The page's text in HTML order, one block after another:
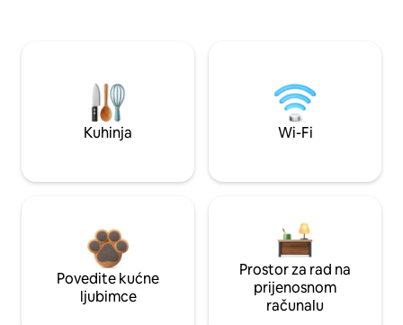
Kuhinja Wi-Fi
Povedite kućne
ljubimce
Prostor za rad na
prijenosnom
računalu